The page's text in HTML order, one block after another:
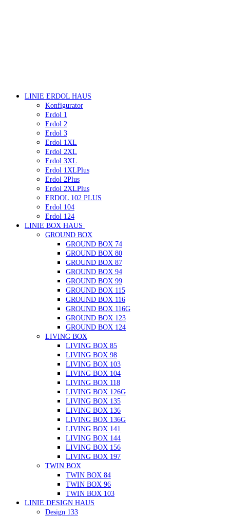
LINIE ERDOL HAUS
Konfigurator
Erdol 1
Erdol 2
Erdol 3
Erdol 1XL
Erdol 2XL
Erdol 3XL
Erdol 1XLPlus
Erdol 2Plus
Erdol 2XLPlus
ERDOL 102 PLUS
Erdol 104
Erdol 124
LINIE BOX HAUS
GROUND BOX
GROUND BOX 74
GROUND BOX 80
GROUND BOX 87
GROUND BOX 94
GROUND BOX 99
GROUND BOX 115
GROUND BOX 116
GROUND BOX 116G
GROUND BOX 123
GROUND BOX 124
LIVING BOX
LIVING BOX 85
LIVING BOX 98
LIVING BOX 103
LIVING BOX 104
LIVING BOX 118
LIVING BOX 126G
LIVING BOX 135
LIVING BOX 136
LIVING BOX 136G
LIVING BOX 141
LIVING BOX 144
LIVING BOX 156
LIVING BOX 197
TWIN BOX
TWIN BOX 84
TWIN BOX 96
TWIN BOX 103
LINIE DESIGN HAUS
Design 133